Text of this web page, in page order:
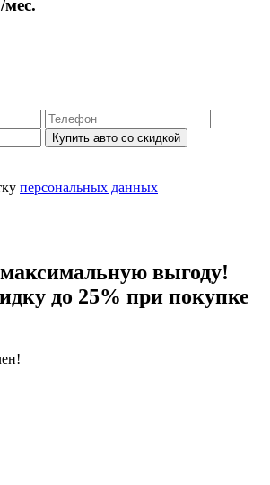
мес.
Купить авто со скидкой
персональных данных
выгоду!
до 25% при покупке